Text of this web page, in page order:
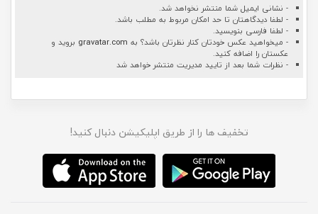
- نشانی ایمیل شما منتشر نخواهد شد.
- لطفا دیدگاهتان تا حد امکان مربوط به مطلب باشد.
- لطفا فارسی بنویسید.
- میخواهید عکس خودتان کنار نظرتان باشد؟ به gravatar.com بروید و
عکستان را اضافه کنید.
- نظرات شما بعد از تایید مدیریت منتشر خواهد شد
تخفیف ها را از طریق اپلیکیشن دنبال کنید!